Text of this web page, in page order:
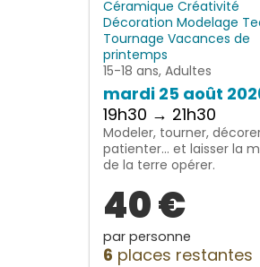
Céramique Créativité
Décoration Modelage
Tournage Vacances de
printemps
15-18 ans, Adultes
mardi 25 août
19h30 → 21h30
Modeler, tourner,
patienter… et laisser la
de la terre opérer.
40 €
par personne
6 places restantes